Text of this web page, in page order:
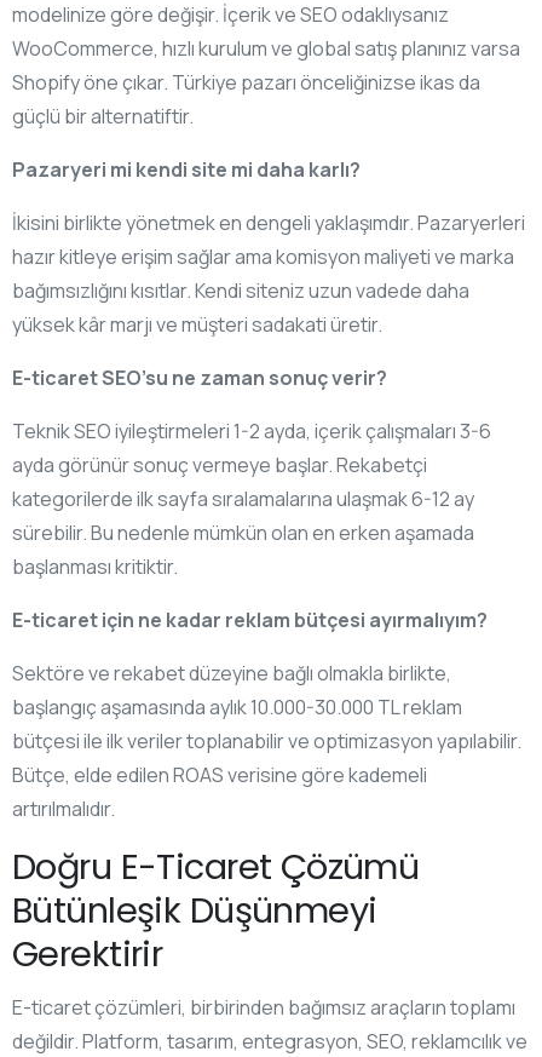
modelinize göre değişir. İçerik ve SEO odaklıysanız
WooCommerce, hızlı kurulum ve global satış planınız varsa
Shopify öne çıkar. Türkiye pazarı önceliğinizse ikas da
güçlü bir alternatiftir.
Pazaryeri mi kendi site mi daha karlı?
İkisini birlikte yönetmek en dengeli yaklaşımdır. Pazaryerleri
hazır kitleye erişim sağlar ama komisyon maliyeti ve marka
bağımsızlığını kısıtlar. Kendi siteniz uzun vadede daha
yüksek kâr marjı ve müşteri sadakati üretir.
E-ticaret SEO’su ne zaman sonuç verir?
Teknik SEO iyileştirmeleri 1-2 ayda, içerik çalışmaları 3-6
ayda görünür sonuç vermeye başlar. Rekabetçi
kategorilerde ilk sayfa sıralamalarına ulaşmak 6-12 ay
sürebilir. Bu nedenle mümkün olan en erken aşamada
başlanması kritiktir.
E-ticaret için ne kadar reklam bütçesi ayırmalıyım?
Sektöre ve rekabet düzeyine bağlı olmakla birlikte,
başlangıç aşamasında aylık 10.000-30.000 TL reklam
bütçesi ile ilk veriler toplanabilir ve optimizasyon yapılabilir.
Bütçe, elde edilen ROAS verisine göre kademeli
artırılmalıdır.
Doğru E-Ticaret Çözümü
Bütünleşik Düşünmeyi
Gerektirir
E-ticaret çözümleri, birbirinden bağımsız araçların toplamı
değildir. Platform, tasarım, entegrasyon, SEO, reklamcılık ve